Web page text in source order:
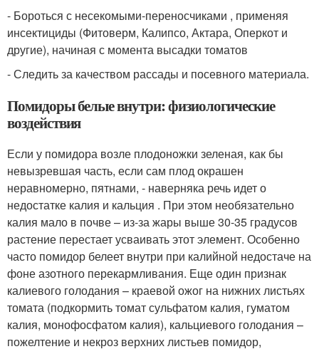
- Бороться с несекомыми-переносчиками , применяя
инсектициды (Фитоверм, Калипсо, Актара, Оперкот и
другие), начиная с момента высадки томатов
- Следить за качеством рассады и посевного материала.
Помидоры белые внутри: физиологические
воздействия
Если у помидора возле плодоножки зеленая, как бы
невызревшая часть, если сам плод окрашен
неравномерно, пятнами, - наверняка речь идет о
недостатке калия и кальция . При этом необязательно
калия мало в почве – из-за жары выше 30-35 градусов
растение перестает усваивать этот элемент. Особенно
часто помидор белеет внутри при калийной недостаче на
фоне азотного перекармливания. Еще один признак
калиевого голодания – краевой ожог на нижних листьях
томата (подкормить томат сульфатом калия, гуматом
калия, монофосфатом калия), кальциевого голодания –
пожелтение и некроз верхних листьев помидор,